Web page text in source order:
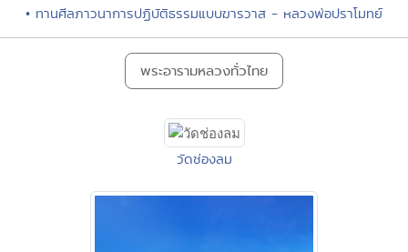
• ทานศีลภาวนาการปฏิบัติธรรมแบบฆารวาส - หลวงพ่อปราโมทย์
พระอารามหลวงทั่วไทย
วัดช่องลม